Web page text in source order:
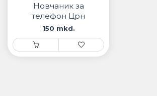
Новчаник за
телефон Црн
150 mkd.